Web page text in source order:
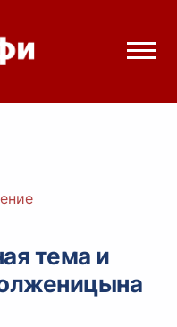
тема и